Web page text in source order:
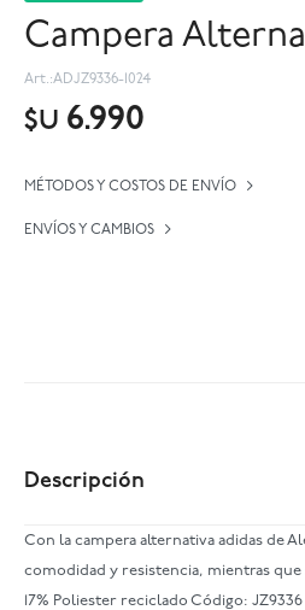
Campera
ADJZ9336-1024
$U 6.990
MÉTODOS Y COSTOS DE ENVÍO
ENVÍOS Y CAMBIOS
Descripción
Con la campera alternativa adidas de
comodidad y resistencia, mientras
17% Poliester reciclado Código: JZ9336